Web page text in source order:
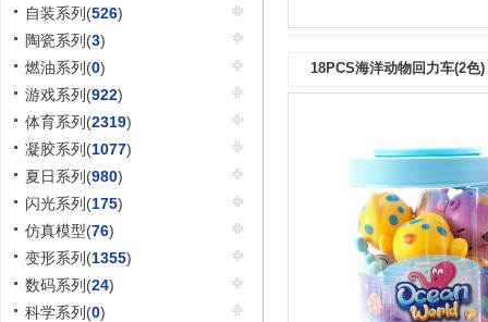
自装系列(526)
陶瓷系列(3)
燃油系列(0)
游戏系列(922)
体育系列(2319)
凝胶系列(1077)
夏日系列(980)
闪光系列(175)
仿真模型(76)
变形系列(1355)
数码系列(24)
科学系列(0)
18PCS海洋动物回力车(2色)